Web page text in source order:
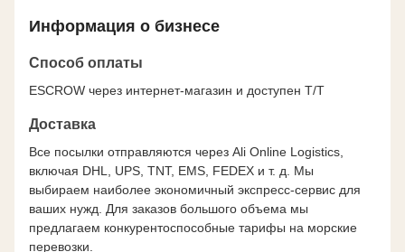
Информация о бизнесе
Способ оплаты
ESCROW через интернет-магазин и доступен T/T
Доставка
Все посылки отправляются через Ali Online Logistics,
включая DHL, UPS, TNT, EMS, FEDEX и т. д. Мы
выбираем наиболее экономичный экспресс-сервис для
ваших нужд. Для заказов большого объема мы
предлагаем конкурентоспособные тарифы на морские
перевозки.